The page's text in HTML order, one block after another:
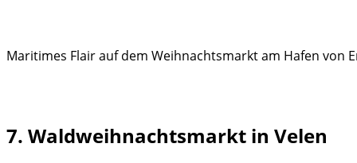
Maritimes Flair auf dem Weihnachtsmarkt am Hafen von
7. Waldweihnachtsmarkt in Velen